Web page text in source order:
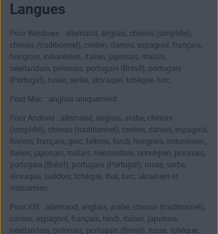
Langues
Pour Windows : allemand, anglais, chinois (simplifié),
chinois (traditionnel), coréen, danois, espagnol, français,
hongrois, indonésien, italien, japonais, malais,
néerlandais, polonais, portugais (Brésil), portugais
(Portugal), russe, serbe, slovaque, tchèque, turc.
Pour Mac : anglais uniquement.
Pour Android : allemand, anglais, arabe, chinois
(simplifié), chinois (traditionnel), coréen, danois, espagnol,
finnois, français, grec, hébreu, hindi, hongrois, indonésien,
italien, japonais, malais, néerlandais, norvégien, polonais,
portugais (Brésil), portugais (Portugal), russe, serbe,
slovaque, suédois, tchèque, thaï, turc, ukrainien et
vietnamien.
Pour iOS : allemand, anglais, arabe, chinois (traditionnel),
coréen, espagnol, français, hindi, italien, japonais,
néerlandais, polonais, portugais (Brésil), russe, tchèque,